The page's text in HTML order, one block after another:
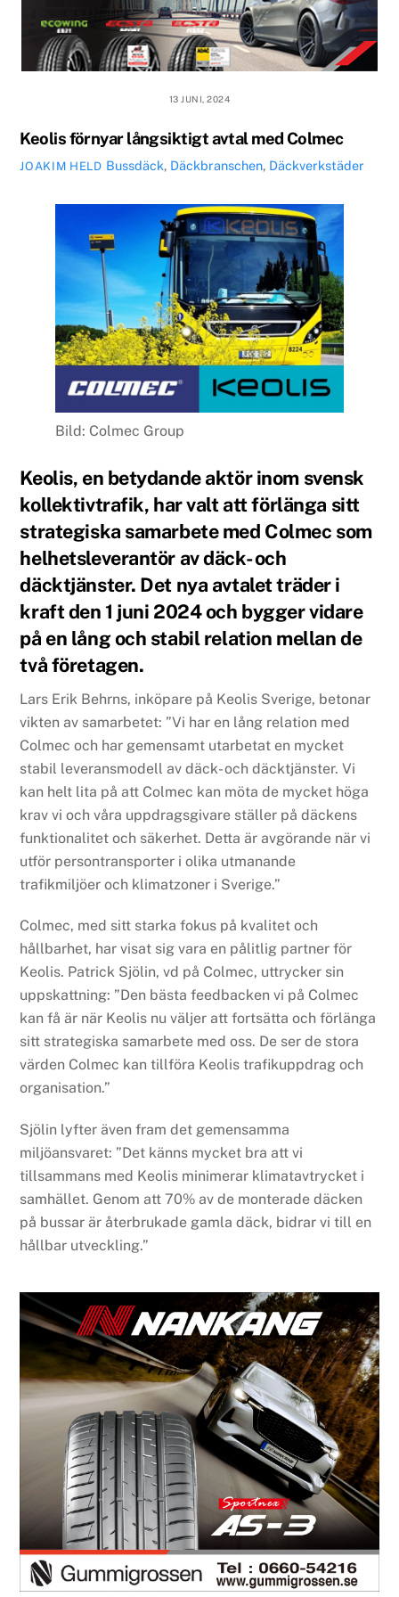
13 JUNI, 2024
Keolis förnyar långsiktigt avtal med Colmec
JOAKIM HELD Bussdäck, Däckbranschen, Däckverkstäder
Bild: Colmec Group
Keolis, en betydande aktör inom svensk
kollektivtrafik, har valt att förlänga sitt
strategiska samarbete med Colmec som
helhetsleverantör av däck- och
däcktjänster. Det nya avtalet träder i
kraft den 1 juni 2024 och bygger vidare
på en lång och stabil relation mellan de
två företagen.
Lars Erik Behrns, inköpare på Keolis Sverige, betonar
vikten av samarbetet: ”Vi har en lång relation med
Colmec och har gemensamt utarbetat en mycket
stabil leveransmodell av däck- och däcktjänster. Vi
kan helt lita på att Colmec kan möta de mycket höga
krav vi och våra uppdragsgivare ställer på däckens
funktionalitet och säkerhet. Detta är avgörande när vi
utför persontransporter i olika utmanande
trafikmiljöer och klimatzoner i Sverige.”
Colmec, med sitt starka fokus på kvalitet och
hållbarhet, har visat sig vara en pålitlig partner för
Keolis. Patrick Sjölin, vd på Colmec, uttrycker sin
uppskattning: ”Den bästa feedbacken vi på Colmec
kan få är när Keolis nu väljer att fortsätta och förlänga
sitt strategiska samarbete med oss. De ser de stora
värden Colmec kan tillföra Keolis trafikuppdrag och
organisation.”
Sjölin lyfter även fram det gemensamma
miljöansvaret: ”Det känns mycket bra att vi
tillsammans med Keolis minimerar klimatavtrycket i
samhället. Genom att 70% av de monterade däcken
på bussar är återbrukade gamla däck, bidrar vi till en
hållbar utveckling.”